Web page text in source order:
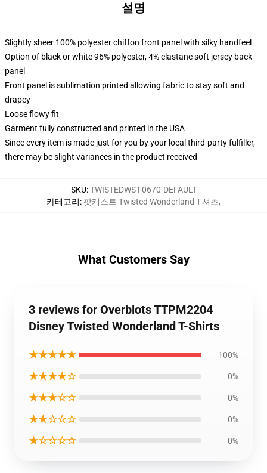
설명
Slightly sheer 100% polyester chiffon front panel with silky handfeel
Option of black or white 96% polyester, 4% elastane soft jersey back
panel
Front panel is sublimation printed allowing fabric to stay soft and
drapey
Loose flowy fit
Garment fully constructed and printed in the USA
Since every item is made just for you by your local third-party fulfiller,
there may be slight variances in the product received
SKU:TWISTEDWST-0670-DEFAULT
카테고리: 팟캐스트 Twisted Wonderland T-셔츠,
What Customers Say
3 reviews for Overblots TTPM2204
Disney Twisted Wonderland T-Shirts
★★★★★ 100%
★★★★☆ 0%
★★★☆☆ 0%
★★☆☆☆ 0%
★☆☆☆☆ 0%